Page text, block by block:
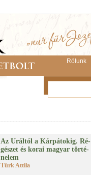
Rólunk
Az Urál­tól a Kár­pá­to­kig. Ré­
gé­szet és ko­rai ma­gyar tör­té­
ne­lem
Türk Attila